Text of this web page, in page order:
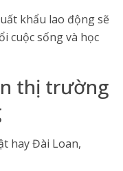
khẩu lao động sẽ
cuộc sống và học
thị trường
hay Đài Loan,